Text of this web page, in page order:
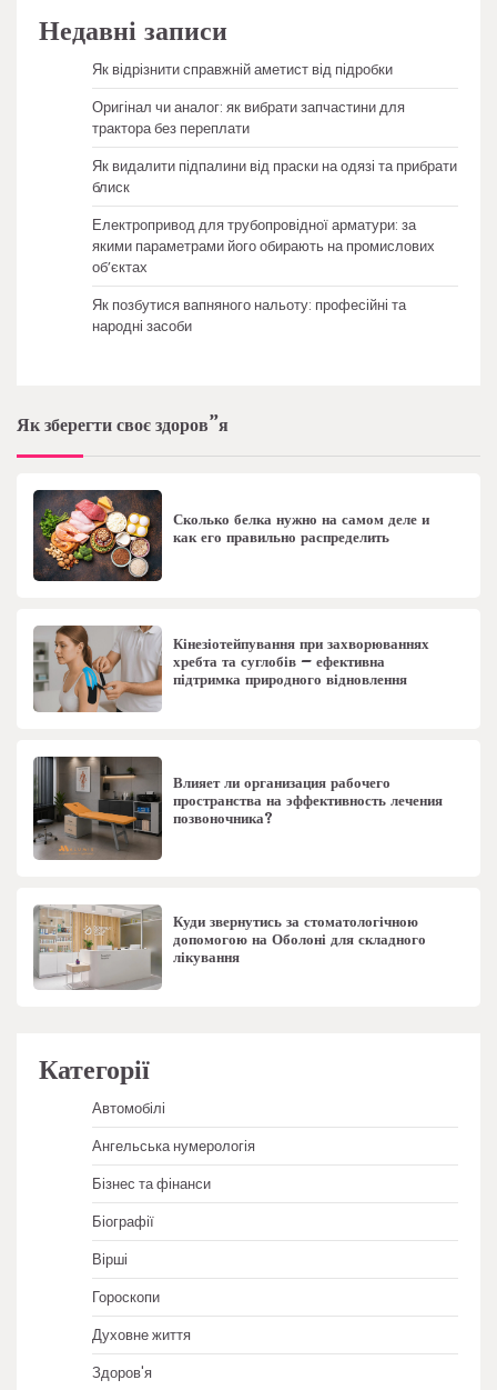
Недавні записи
Як відрізнити справжній аметист від підробки
Оригінал чи аналог: як вибрати запчастини для
трактора без переплати
Як видалити підпалини від праски на одязі та прибрати
блиск
Електропривод для трубопровідної арматури: за
якими параметрами його обирають на промислових
об’єктах
Як позбутися вапняного нальоту: професійні та
народні засоби
Як зберегти своє здоров”я
Сколько белка нужно на самом деле и
как его правильно распределить
Кінезіотейпування при захворюваннях
хребта та суглобів – ефективна
підтримка природного відновлення
Влияет ли организация рабочего
пространства на эффективность лечения
позвоночника?
Куди звернутись за стоматологічною
допомогою на Оболоні для складного
лікування
Категорії
Автомобілі
Ангельська нумерологія
Бізнес та фінанси
Біографії
Вірші
Гороскопи
Духовне життя
Здоров'я